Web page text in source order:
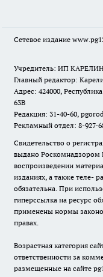
Сетевое издание
Учредитель: ИП
Главный редактор:
Адрес: 424000,
63В
Редакция: 31-40-60,
Рекламный отдел: 8-927-
Свидетельство о
выдано
воспроизведении
изданиях, а также теле-
обязательна. При
гиперссылка на ресурс
применены нормы
правах.
Возрастная категория
ответственности за
размещенные на сайте